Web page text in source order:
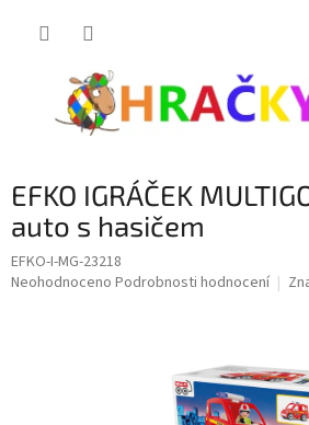
EFKO IGRÁČEK
auto s hasičem
EFKO-I-MG-23218
Průměrné
Neohodnoceno Podrobnosti hodnocení